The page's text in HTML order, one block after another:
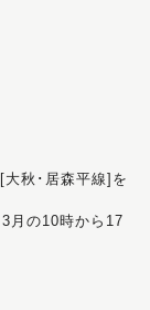
秋･居森平線]を
月の10時から17